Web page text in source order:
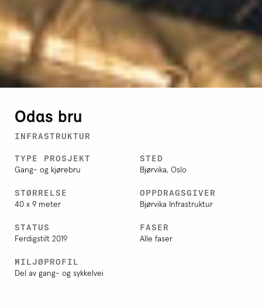
Odas bru
INFRASTRUKTUR
TYPE PROSJEKT
Gang- og kjørebru
STED
Bjørvika, Oslo
STØRRELSE
40 x 9 meter
OPPDRAGSGIVER
Bjørvika Infrastruktur
STATUS
Ferdigstilt 2019
FASER
Alle faser
MILJØPROFIL
Del av gang- og sykkelvei